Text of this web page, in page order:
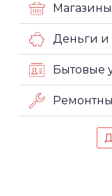
Магазины
Деньги и
Бытовые